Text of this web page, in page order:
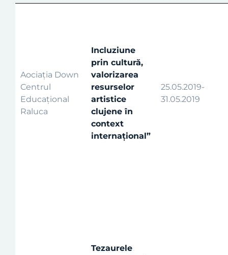
Aociația Down
Centrul
Educațional
Raluca
Incluziune
prin cultură,
valorizarea
resurselor
artistice
clujene în
context
internațional”
25.05.2019-
31.05.2019
Tezaurele